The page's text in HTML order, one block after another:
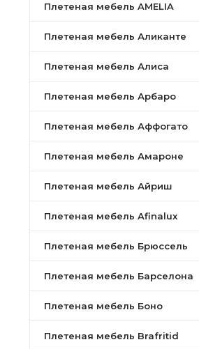
Плетеная мебель AMELIA
Плетеная мебель Аликанте
Плетеная мебель Алиса
Плетеная мебель Арбаро
Плетеная мебель Аффогато
Плетеная мебель Амароне
Плетеная мебель Айриш
Плетеная мебель Afinalux
Плетеная мебель Брюссель
Плетеная мебель Барселона
Плетеная мебель Боно
Плетеная мебель Brafritid